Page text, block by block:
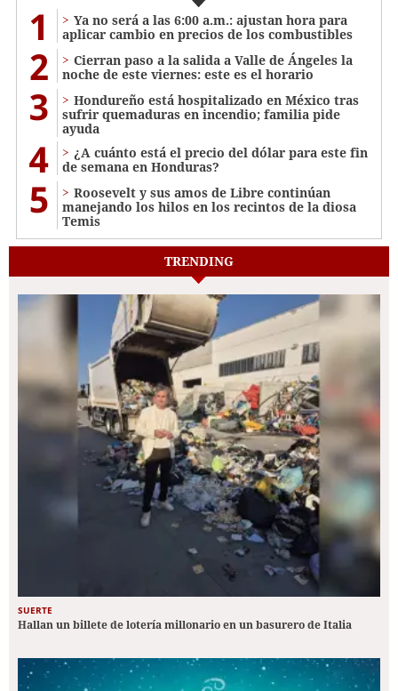
1
Ya no será a las 6:00 a.m.: ajustan hora para
aplicar cambio en precios de los combustibles
2
Cierran paso a la salida a Valle de Ángeles la
noche de este viernes: este es el horario
3
Hondureño está hospitalizado en México tras
sufrir quemaduras en incendio; familia pide
ayuda
4
¿A cuánto está el precio del dólar para este fin
de semana en Honduras?
5
Roosevelt y sus amos de Libre continúan
manejando los hilos en los recintos de la diosa
Temis
TRENDING
SUERTE
Hallan un billete de lotería millonario en un basurero de Italia